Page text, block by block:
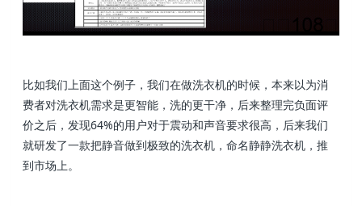
比如我们上面这个例子，我们在做洗衣机的时候，本来以为消
费者对洗衣机需求是更智能，洗的更干净，后来整理完负面评
价之后，发现64%的用户对于震动和声音要求很高，后来我们
就研发了一款把静音做到极致的洗衣机，命名静静洗衣机，推
到市场上。